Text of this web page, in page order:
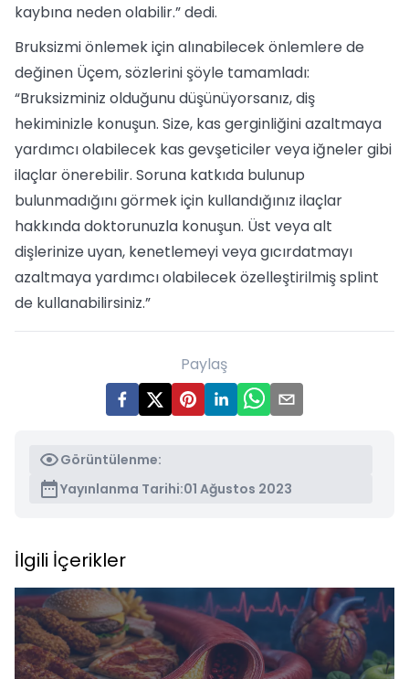
kaybına neden olabilir.” dedi.
Bruksizmi önlemek için alınabilecek önlemlere de
değinen Üçem, sözlerini şöyle tamamladı:
“Bruksizminiz olduğunu düşünüyorsanız, diş
hekiminizle konuşun. Size, kas gerginliğini azaltmaya
yardımcı olabilecek kas gevşeticiler veya iğneler gibi
ilaçlar önerebilir. Soruna katkıda bulunup
bulunmadığını görmek için kullandığınız ilaçlar
hakkında doktorunuzla konuşun. Üst veya alt
dişlerinize uyan, kenetlemeyi veya gıcırdatmayı
azaltmaya yardımcı olabilecek özelleştirilmiş splint
de kullanabilirsiniz.”
Paylaş
Görüntülenme:
Yayınlanma Tarihi:01 Ağustos 2023
İlgili İçerikler